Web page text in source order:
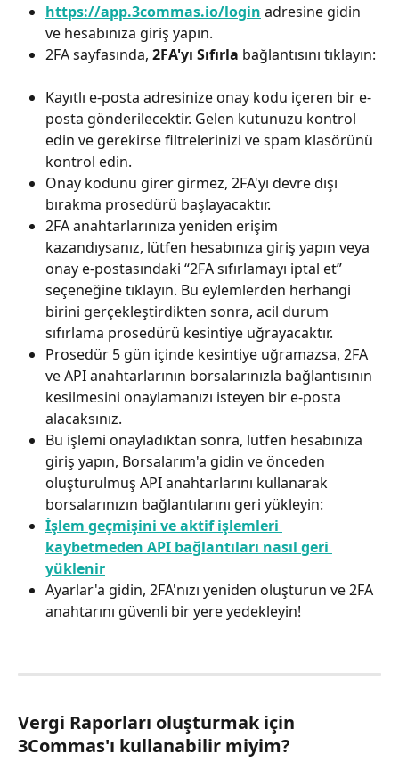
https://app.3commas.io/login adresine gidin
ve hesabınıza giriş yapın.
2FA sayfasında, 2FA'yı Sıfırla bağlantısını tıklayın:
Kayıtlı e-posta adresinize onay kodu içeren bir e-
posta gönderilecektir. Gelen kutunuzu kontrol
edin ve gerekirse filtrelerinizi ve spam klasörünü
kontrol edin.
Onay kodunu girer girmez, 2FA'yı devre dışı
bırakma prosedürü başlayacaktır.
2FA anahtarlarınıza yeniden erişim
kazandıysanız, lütfen hesabınıza giriş yapın veya
onay e-postasındaki “2FA sıfırlamayı iptal et”
seçeneğine tıklayın. Bu eylemlerden herhangi
birini gerçekleştirdikten sonra, acil durum
sıfırlama prosedürü kesintiye uğrayacaktır.
Prosedür 5 gün içinde kesintiye uğramazsa, 2FA
ve API anahtarlarının borsalarınızla bağlantısının
kesilmesini onaylamanızı isteyen bir e-posta
alacaksınız.
Bu işlemi onayladıktan sonra, lütfen hesabınıza
giriş yapın, Borsalarım'a gidin ve önceden
oluşturulmuş API anahtarlarını kullanarak
borsalarınızın bağlantılarını geri yükleyin:
İşlem geçmişini ve aktif işlemleri
kaybetmeden API bağlantıları nasıl geri
yüklenir
Ayarlar'a gidin, 2FA'nızı yeniden oluşturun ve 2FA
anahtarını güvenli bir yere yedekleyin!
Vergi Raporları oluşturmak için
3Commas'ı kullanabilir miyim?